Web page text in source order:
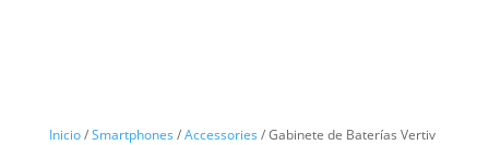
Inicio/Smartphones /Accessories / Gabinete de Baterías Vertiv